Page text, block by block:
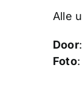
Alle
Door
Foto